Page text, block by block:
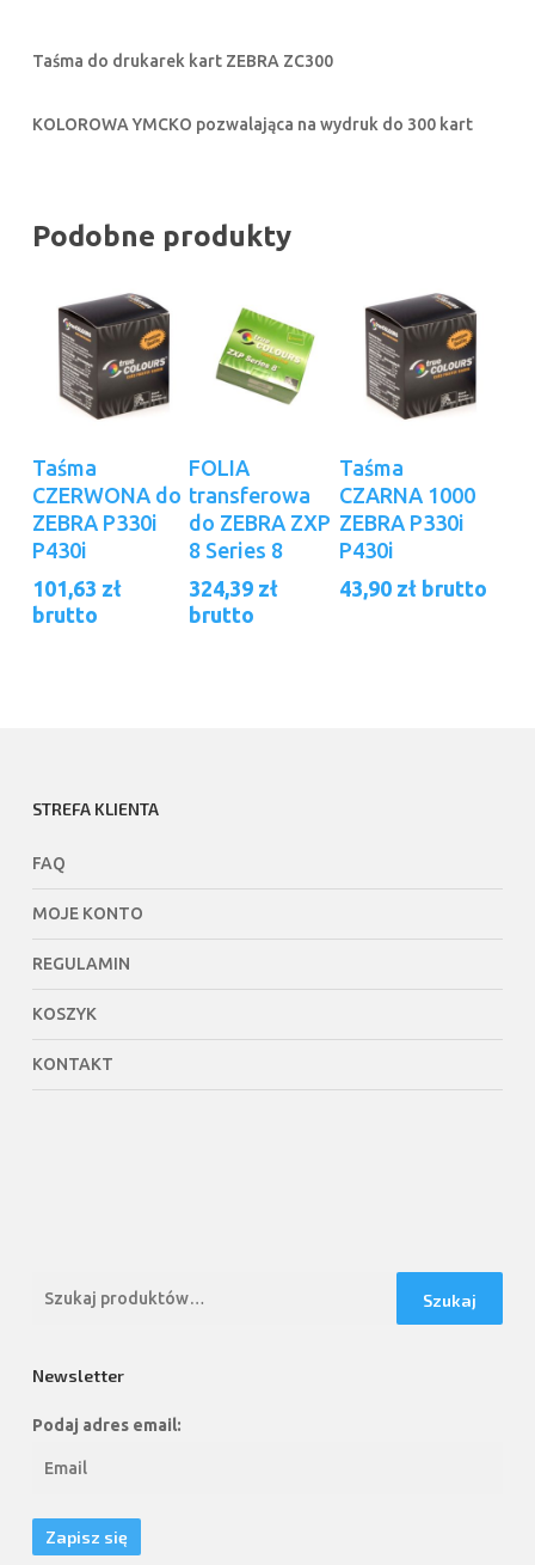
Taśma do drukarek kart ZEBRA ZC300
KOLOROWA YMCKO pozwalająca na wydruk do 300 kart
Podobne produkty
Dowiedz Się
Więcej
Taśma
CZERWONA do
ZEBRA P330i
P430i
101,63 zł
brutto
Dodaj Do
Koszyka
FOLIA
transferowa
do ZEBRA ZXP
8 Series 8
324,39 zł
brutto
Dowiedz Się
Więcej
Taśma
CZARNA 1000
ZEBRA P330i
P430i
43,90 zł brutto
STREFA KLIENTA
FAQ
MOJE KONTO
REGULAMIN
KOSZYK
KONTAKT
Szukaj:
Szukaj
Newsletter
Podaj adres email: